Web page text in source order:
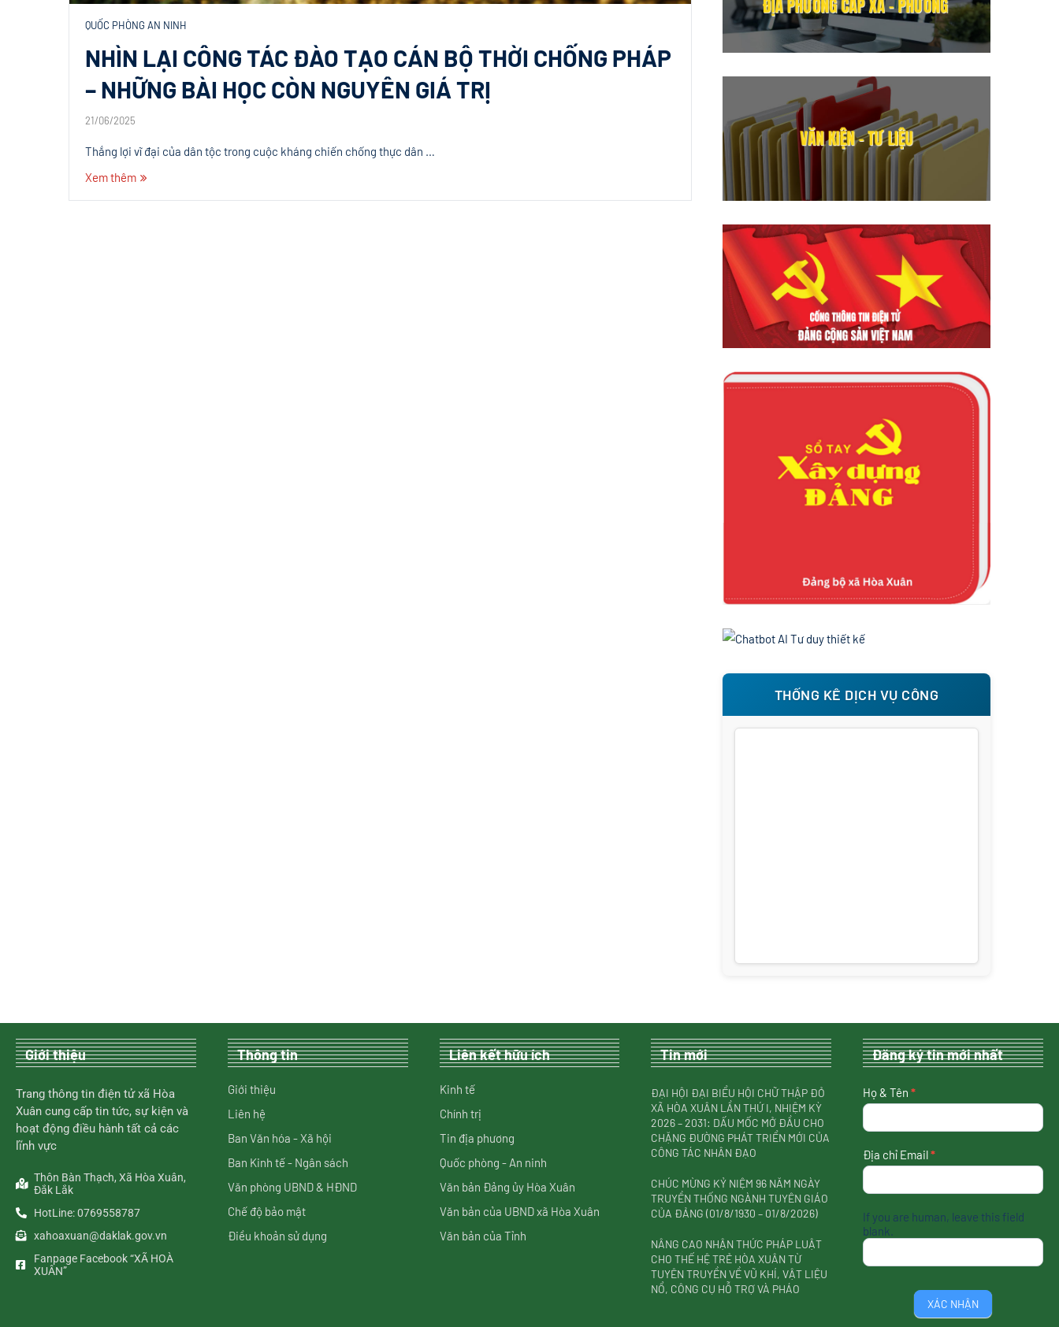
QUỐC PHÒNG AN NINH
NHÌN LẠI CÔNG TÁC ĐÀO TẠO CÁN BỘ THỜI CHỐNG PHÁP
– NHỮNG BÀI HỌC CÒN NGUYÊN GIÁ TRỊ
21/06/2025
Thắng lợi vĩ đại của dân tộc trong cuộc kháng chiến chống thực dân …
Xem thêm
THỐNG KÊ DỊCH VỤ CÔNG
Giới thiệu
Trang thông tin điện tử xã Hòa
Xuân cung cấp tin tức, sự kiện và
hoạt động điều hành tất cả các
lĩnh vực
Thôn Bàn Thạch, Xã Hòa Xuân,
Đắk Lắk
HotLine: 0769558787
xahoaxuan@daklak.gov.vn
Fanpage Facebook “XÃ HOÀ
XUÂN”
Thông tin
Giới thiệu
Liên hệ
Ban Văn hóa - Xã hội
Ban Kinh tế - Ngân sách
Văn phòng UBND & HĐND
Chế độ bảo mật
Điều khoản sử dụng
Liên kết hữu ích
Kinh tế
Chính trị
Tin địa phương
Quốc phòng - An ninh
Văn bản Đảng ủy Hòa Xuân
Văn bản của UBND xã Hòa Xuân
Văn bản của Tỉnh
Tin mới
ĐẠI HỘI ĐẠI BIỂU HỘI CHỮ THẬP ĐỎ
XÃ HÒA XUÂN LẦN THỨ I, NHIỆM KỲ
2026 – 2031: DẤU MỐC MỞ ĐẦU CHO
CHẶNG ĐƯỜNG PHÁT TRIỂN MỚI CỦA
CÔNG TÁC NHÂN ĐẠO
CHÚC MỪNG KỶ NIỆM 96 NĂM NGÀY
TRUYỀN THỐNG NGÀNH TUYÊN GIÁO
CỦA ĐẢNG (01/8/1930 – 01/8/2026)
NÂNG CAO NHẬN THỨC PHÁP LUẬT
CHO THẾ HỆ TRẺ HÒA XUÂN TỪ
TUYÊN TRUYỀN VỀ VŨ KHÍ, VẬT LIỆU
NỔ, CÔNG CỤ HỖ TRỢ VÀ PHÁO
Đăng ký tin mới nhất
nhận
tin
nhất
Họ & Tên*
Địa chỉ Email*
If you are human, leave this field
blank.
XÁC NHẬN